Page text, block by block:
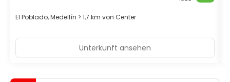
El Poblado, Medellín > 1,7 km von Center
Unterkunft ansehen